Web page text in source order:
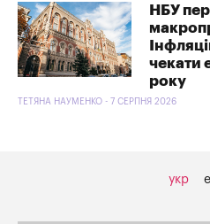
НБУ
чекати
року
ТЕТЯНА НАУМЕНКО - 7 СЕРПНЯ 2026
укр